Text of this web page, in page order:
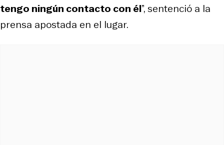
tengo ningún contacto con él”, sentenció a la
prensa apostada en el lugar.